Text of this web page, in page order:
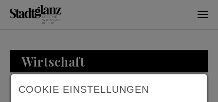
Wirtschaft
COOKIE EINSTELLUNGEN